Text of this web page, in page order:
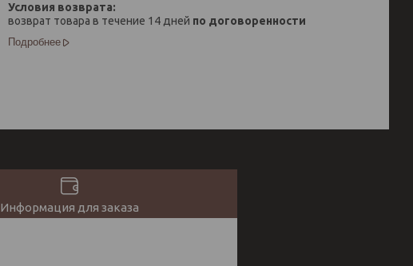
возврат товара в течение 14 дней по договоренности
Подробнее
Информация для заказа